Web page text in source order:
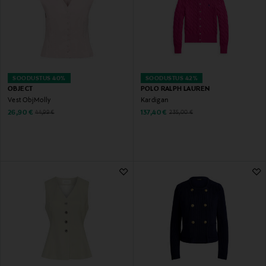
SOODUSTUS 40%
OBJECT
Vest ObjMolly
Discounted Price
26,90 € Original Price
44,99 €
SOODUSTUS 42%
POLO RALPH LAUREN
Kardigan
Discounted Price
137,40 € Original Price
235,00 €